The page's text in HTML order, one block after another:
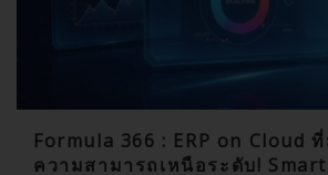
Formula 366 : ERP on Cloud
ความสามารถเหนือระดับ! Smart